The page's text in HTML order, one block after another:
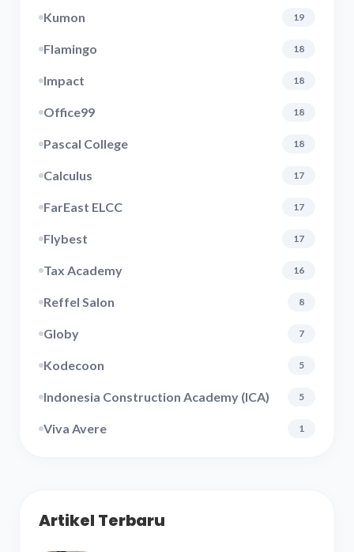
Kumon 19
Flamingo 18
Impact 18
Office99 18
Pascal College 18
Calculus 17
FarEast ELCC 17
Flybest 17
Tax Academy 16
Reffel Salon 8
Globy 7
Kodecoon 5
Indonesia Construction Academy (ICA) 5
Viva Avere 1
Artikel Terbaru